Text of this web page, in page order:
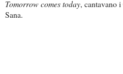
Tomorrow comes today, cantavano
Sana.